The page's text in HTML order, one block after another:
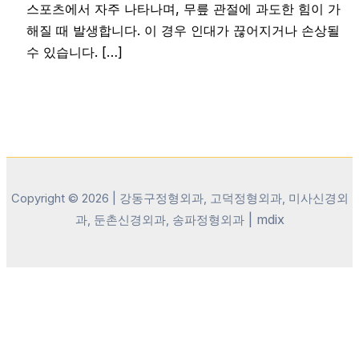
스포츠에서 자주 나타나며, 무릎 관절에 과도한 힘이 가
해질 때 발생합니다. 이 경우 인대가 끊어지거나 손상될
수 있습니다. […]
Copyright © 2026 | 강동구정형외과, 고덕정형외과, 미사신경외
과, 둔촌신경외과, 송파정형외과| mdix